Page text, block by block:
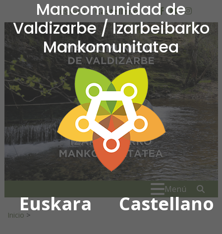
Mancomunidad de
Valdizarbe / Izarbeibarko
Mankomunitatea
Euskara Castellano
Ir al contenido
Euskera Castellano facebook
youtube
Mancomunidad de
Menú
Inicio >